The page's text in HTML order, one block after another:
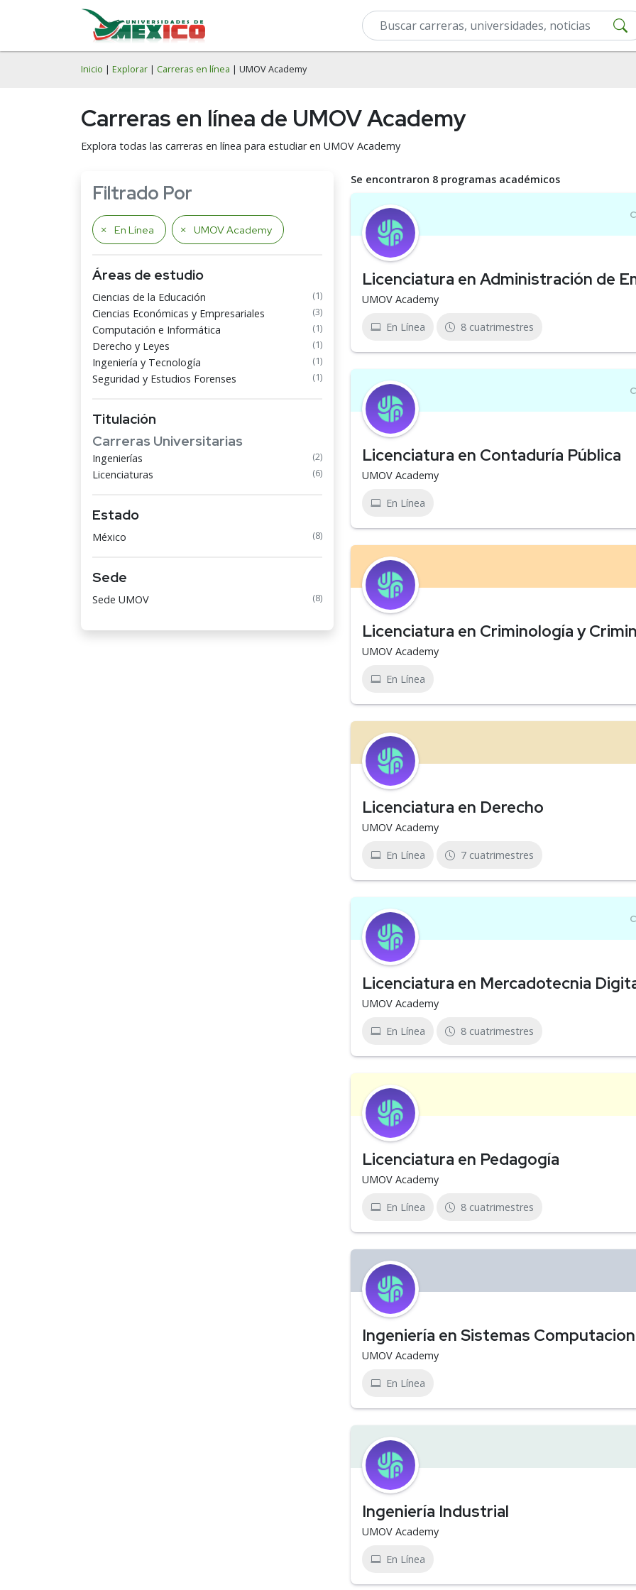
Inicio | Explorar | Carreras en línea | UMOV Academy
Carreras en línea de UMOV Academy
Explora todas las carreras en línea para estudiar en UMOV Academy
Filtrado Por
En Línea UMOV Academy
Áreas de estudio
Ciencias de la Educación (1)
Ciencias Económicas y Empresariales (3)
Computación e Informática (1)
Derecho y Leyes (1)
Ingeniería y Tecnología (1)
Seguridad y Estudios Forenses (1)
Titulación
Carreras Universitarias
Ingenierías (2)
Licenciaturas (6)
Estado
México (8)
Sede
Sede UMOV (8)
Se encontraron 8 programas académicos
Licenciatura en Administración de
UMOV Academy
En Línea 8 cuatrimestres
Licenciatura en Contaduría Pública
UMOV Academy
En Línea
Licenciatura en Criminología y
UMOV Academy
En Línea
Licenciatura en Derecho
UMOV Academy
En Línea 7 cuatrimestres
Licenciatura en Mercadotecnia
UMOV Academy
En Línea 8 cuatrimestres
Licenciatura en Pedagogía
UMOV Academy
En Línea 8 cuatrimestres
Ingeniería en Sistemas
UMOV Academy
En Línea
Ingeniería Industrial
UMOV Academy
En Línea